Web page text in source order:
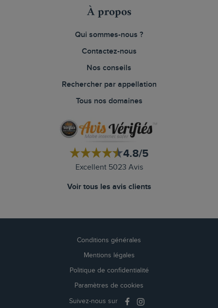
À propos
Qui sommes-nous ?
Contactez-nous
Nos conseils
Rechercher par appellation
Tous nos domaines
4.8/5
Excellent 5023 Avis
Voir tous les avis clients
Conditions générales
Mentions légales
Politique de confidentialité
Paramètres de cookies
Suivez-nous sur